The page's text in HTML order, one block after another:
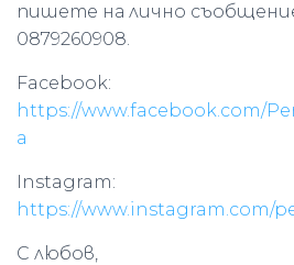
пишете на лично
0879260908.
Facebook:
https://www.facebook.com/
a
Instagram:
https://www.instagram.com/
С любов,